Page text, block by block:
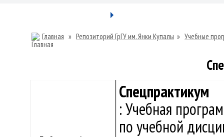
Главная » Репозиторий ГрГУ им. Янки Купалы » Учебные
Спецпрактикум
: Учебная
по учебной